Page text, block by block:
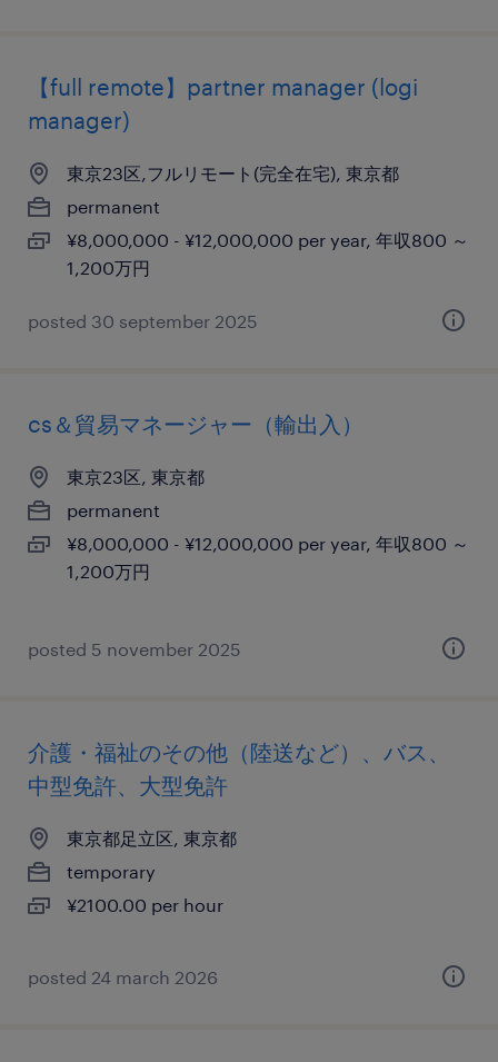
【full remote】partner manager (logi
manager)
東京23区,フルリモート(完全在宅), 東京都
permanent
¥8,000,000 - ¥12,000,000 per year, 年収800 ～
1,200万円
posted 30 september 2025
cs＆貿易マネージャー（輸出入）
東京23区, 東京都
permanent
¥8,000,000 - ¥12,000,000 per year, 年収800 ～
1,200万円
posted 5 november 2025
介護・福祉のその他（陸送など）、バス、
中型免許、大型免許
東京都足立区, 東京都
temporary
¥2100.00 per hour
posted 24 march 2026